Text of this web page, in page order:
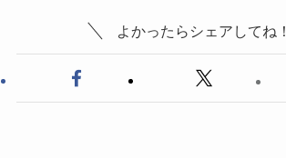
よかったらシェアしてね！